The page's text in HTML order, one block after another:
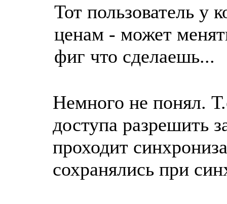
Тот пользователь у
ценам - может
фиг что сделаешь...
Немного не понял.
доступа разрешить
проходит
сохранялись при